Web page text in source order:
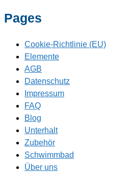
Pages
Cookie-Richtlinie (EU)
Elemente
AGB
Datenschutz
Impressum
FAQ
Blog
Unterhalt
Zubehör
Schwimmbad
Über uns